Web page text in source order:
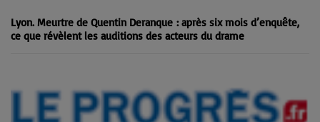
Lyon. Meurtre de Quentin Deranque : après six mois d’enquête,
ce que révèlent les auditions des acteurs du drame